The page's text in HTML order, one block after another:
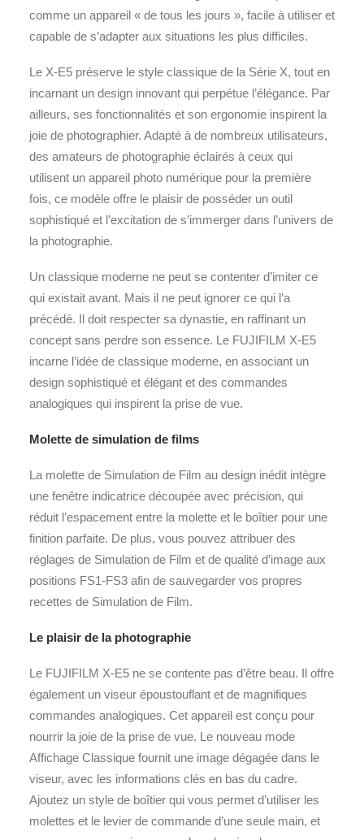
comme un appareil « de tous les jours », facile à utiliser et
capable de s’adapter aux situations les plus difficiles.
Le X-E5 préserve le style classique de la Série X, tout en
incarnant un design innovant qui perpétue l’élégance. Par
ailleurs, ses fonctionnalités et son ergonomie inspirent la
joie de photographier. Adapté à de nombreux utilisateurs,
des amateurs de photographie éclairés à ceux qui
utilisent un appareil photo numérique pour la première
fois, ce modèle offre le plaisir de posséder un outil
sophistiqué et l’excitation de s’immerger dans l’univers de
la photographie.
Un classique moderne ne peut se contenter d’imiter ce
qui existait avant. Mais il ne peut ignorer ce qui l’a
précédé. Il doit respecter sa dynastie, en raffinant un
concept sans perdre son essence. Le FUJIFILM X-E5
incarne l’idée de classique moderne, en associant un
design sophistiqué et élégant et des commandes
analogiques qui inspirent la prise de vue.
Molette de simulation de films
La molette de Simulation de Film au design inédit intègre
une fenêtre indicatrice découpée avec précision, qui
réduit l’espacement entre la molette et le boîtier pour une
finition parfaite. De plus, vous pouvez attribuer des
réglages de Simulation de Film et de qualité d’image aux
positions FS1-FS3 afin de sauvegarder vos propres
recettes de Simulation de Film.
Le plaisir de la photographie
Le FUJIFILM X-E5 ne se contente pas d’être beau. Il offre
également un viseur époustouflant et de magnifiques
commandes analogiques. Cet appareil est conçu pour
nourrir la joie de la prise de vue. Le nouveau mode
Affichage Classique fournit une image dégagée dans le
viseur, avec les informations clés en bas du cadre.
Ajoutez un style de boîtier qui vous permet d’utiliser les
molettes et le levier de commande d’une seule main, et